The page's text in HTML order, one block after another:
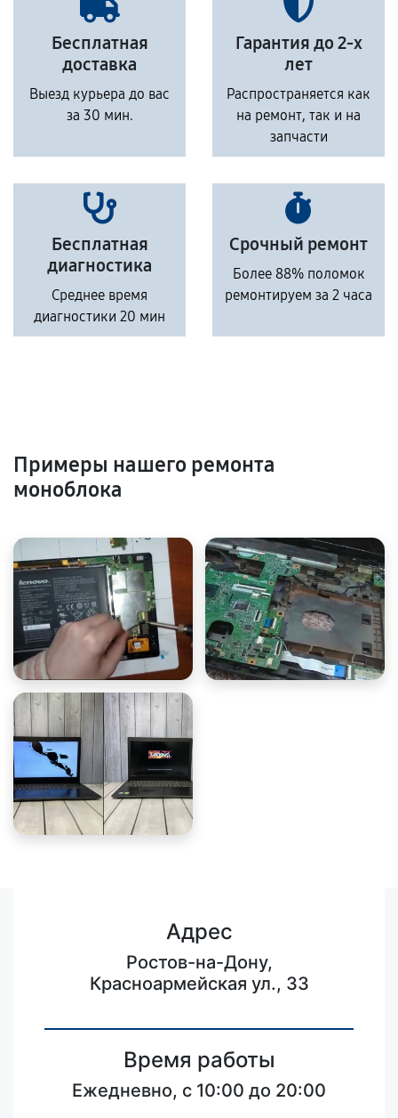
Бесплатная
доставка
Выезд курьера до вас
за 30 мин.
Гарантия до 2-х
лет
Распространяется как
на ремонт, так и на
запчасти
Бесплатная
диагностика
Среднее время
диагностики 20 мин
Срочный ремонт
Более 88% поломок
ремонтируем за 2 часа
Примеры нашего ремонта
моноблока
Адрес
Ростов-на-Дону,
Красноармейская ул., 33
Время работы
Ежедневно, с 10:00 до 20:00